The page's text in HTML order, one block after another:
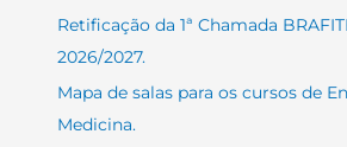
Retificação da 1ª Chamada
2026/2027.
Mapa de salas para os cursos de
Medicina.